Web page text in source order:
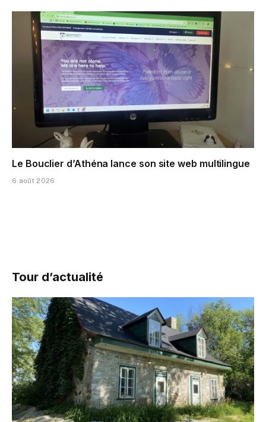
Le Bouclier d’Athéna lance son site web multilingue
6 août 2026
Tour d’actualité